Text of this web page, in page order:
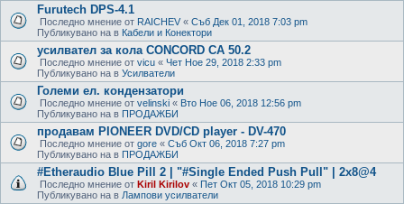
Furutech DPS-4.1
Последно мнение от RAICHEV « Съб Дек 01, 2018 7:03 pm
Публикувано на в Кабели и Конектори
усилвател за кола CONCORD CA 50.2
Последно мнение от vicu « Чет Ное 29, 2018 2:33 pm
Публикувано на в Усилватели
Големи ел. кондензатори
Последно мнение от velinski « Вто Ное 06, 2018 12:56 pm
Публикувано на в ПРОДАЖБИ
продавам PIONEER DVD/CD player - DV-470
Последно мнение от gore « Съб Окт 06, 2018 7:27 pm
Публикувано на в ПРОДАЖБИ
#Etheraudio Blue Pill 2 | "#Single Ended Push Pull" | 2x8@4
Последно мнение от Kiril Kirilov « Пет Окт 05, 2018 10:29 pm
Публикувано на в Лампови усилватели